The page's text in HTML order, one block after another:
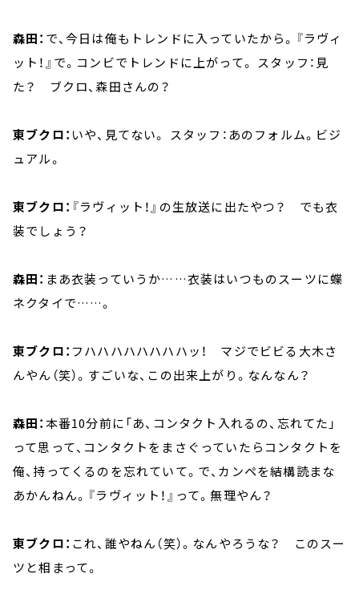
森田： で、今日は俺もトレンドに入っていたから。『ラヴィ
ット！』で。コンビでトレンドに上がって。 スタッフ：見
た？ ブクロ、森田さんの？
東ブクロ： いや、見てない。 スタッフ：あのフォルム。ビジ
ュアル。
東ブクロ： 『ラヴィット！』の生放送に出たやつ？ でも衣
装でしょう？
森田： まあ衣装っていうか……衣装はいつものスーツに蝶
ネクタイで……。
東ブクロ： フハハハハハハハハッ！ マジでビビる大木さ
んやん（笑）。すごいな、この出来上がり。なんなん？
森田：本番10分前に「あ、コンタクト入れるの、忘れてた」
って思って、コンタクトをまさぐっていたらコンタクトを
俺、持ってくるのを忘れていて。で、カンペを結構読まな
あかんねん。『ラヴィット！』って。無理やん？
東ブクロ： これ、誰やねん（笑）。なんやろうな？ このスー
ツと相まって。